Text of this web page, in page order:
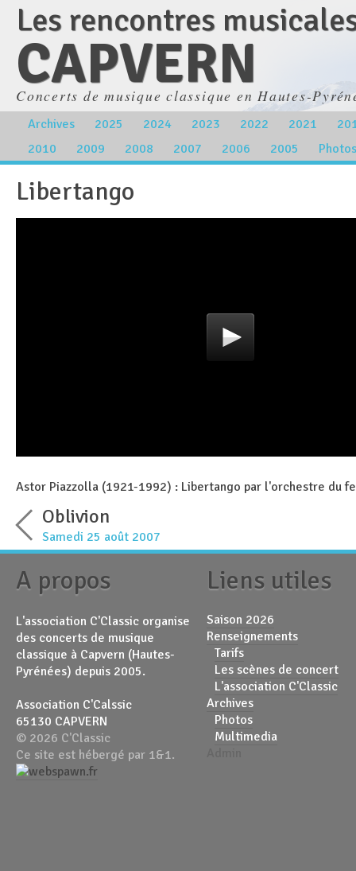
Les rencontres
CAPVERN
Concerts de musique classique en Hautes-
Archives 2025 2024 2023 2022 2021
2010
2009 2008 2007 2006 2005 Photos
Libertango
Astor Piazzolla (1921-1992) : Libertango par l'orchestre du
Oblivion
Samedi 25 août 2007
A propos
L'association C'Classic organise
des concerts de musique
classique à Capvern (Hautes-
Pyrénées) depuis 2005.
Association C'Calssic
65130 CAPVERN
© 2026 C'Classic
Ce site est hébergé par 1&1.
Liens utiles
Saison 2026
Renseignements
Tarifs
Les scènes de concert
L'association C'Classic
Archives
Photos
Multimedia